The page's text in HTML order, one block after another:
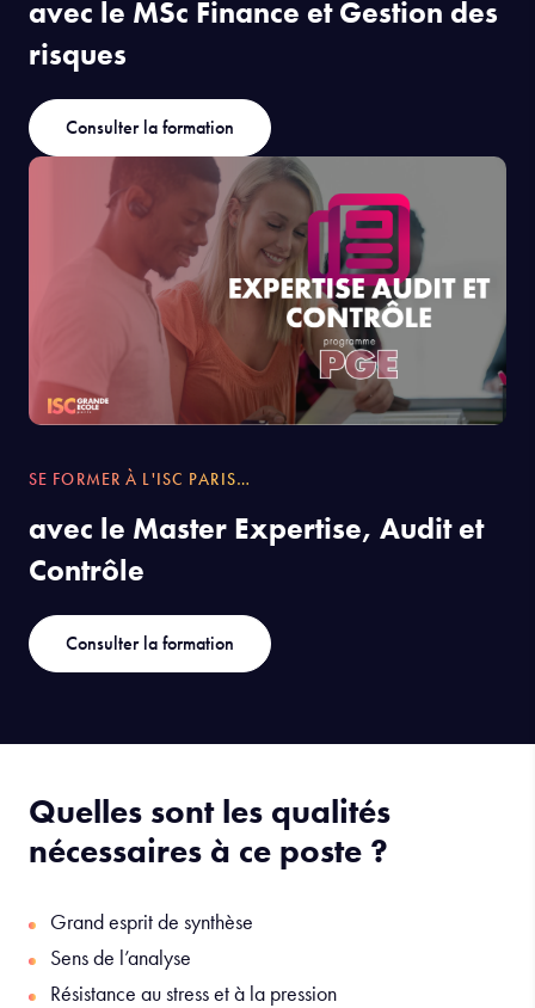
avec le MSc Finance et Gestion des
risques
Consulter la formation
Contrôle
Quelles sont les qualités
nécessaires à ce poste ?
Grand esprit de synthèse